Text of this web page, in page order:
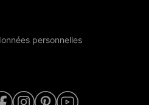
personnelles